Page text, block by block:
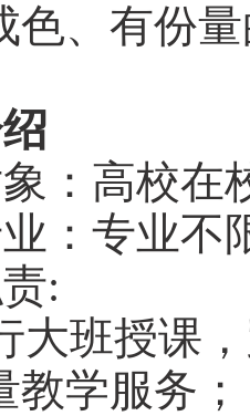
色、有份
：高校在
：专业不
:
大班授课
学服务；